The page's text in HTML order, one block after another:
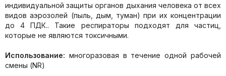
индивидуальной защиты органов дыхания человека от всех
видов аэрозолей (пыль, дым, туман) при их концентрации
до 4 ПДК.. Такие респираторы подходят для частиц,
которые не являются токсичными.
Использование: многоразовая в течение одной рабочей
смены (NR)